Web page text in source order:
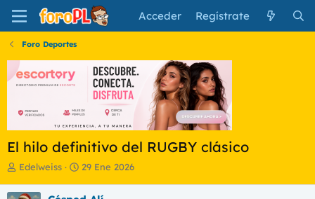
Acceder Regístrate
Foro Deportes
El hilo definitivo del RUGBY clásico
I
i
Edelweiss
F
29 Ene 2026